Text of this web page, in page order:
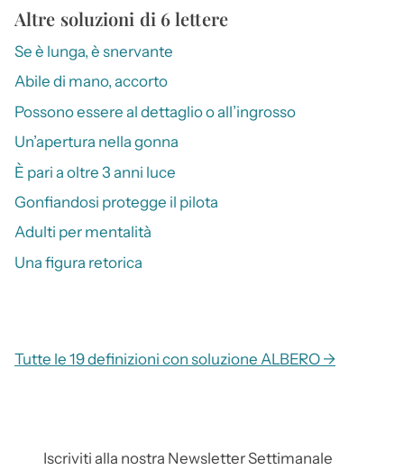
Altre soluzioni di 6 lettere
Se è lunga, è snervante
Abile di mano, accorto
Possono essere al dettaglio o all’ingrosso
Un’apertura nella gonna
È pari a oltre 3 anni luce
Gonfiandosi protegge il pilota
Adulti per mentalità
Una figura retorica
Tutte le 19 definizioni con soluzione ALBERO →
Iscriviti alla nostra Newsletter Settimanale